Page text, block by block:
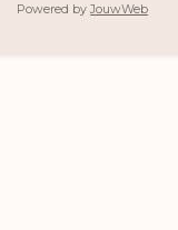
Powered by JouwWeb